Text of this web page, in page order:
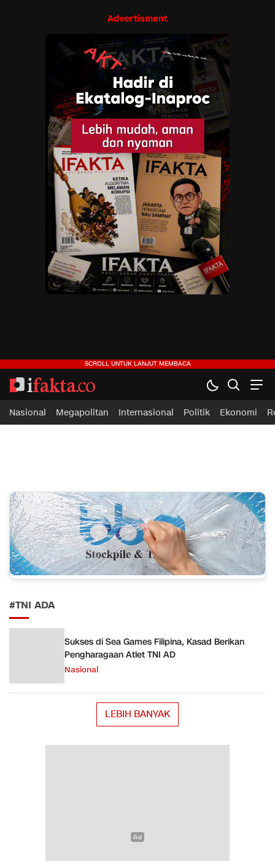
Advertisment
ifakta.co
#pastibenar
Nasional Megapolitan Internasional Politik Ekonomi
#TNI ADA
Sukses di Sea Games Filipina, Kasad Berikan
Pengharagaan Atlet TNI AD
Nasional
LEBIH BANYAK